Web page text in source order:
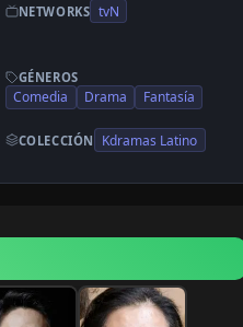
NETWORKS tvN
GÉNEROS
Comedia Drama Fantasía
COLECCIÓN Kdramas Latino